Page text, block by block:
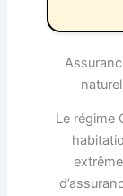
Le régime